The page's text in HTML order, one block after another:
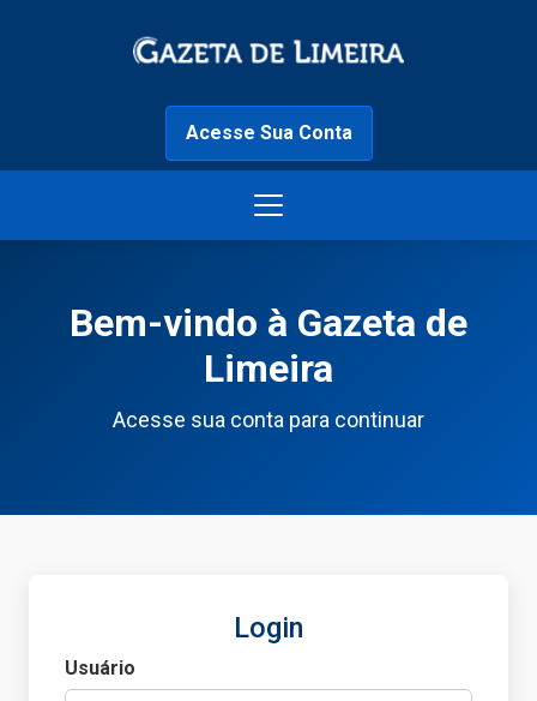
Acesse Sua Conta
Bem-vindo à Gazeta de
Limeira
Acesse sua conta para continuar
Login
Usuário